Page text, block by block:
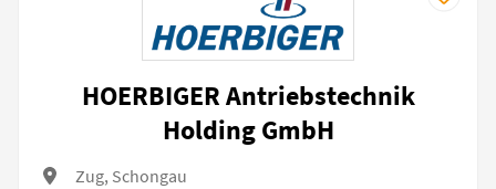
HOERBIGER Antriebstechnik
Holding GmbH
Zug, Schongau